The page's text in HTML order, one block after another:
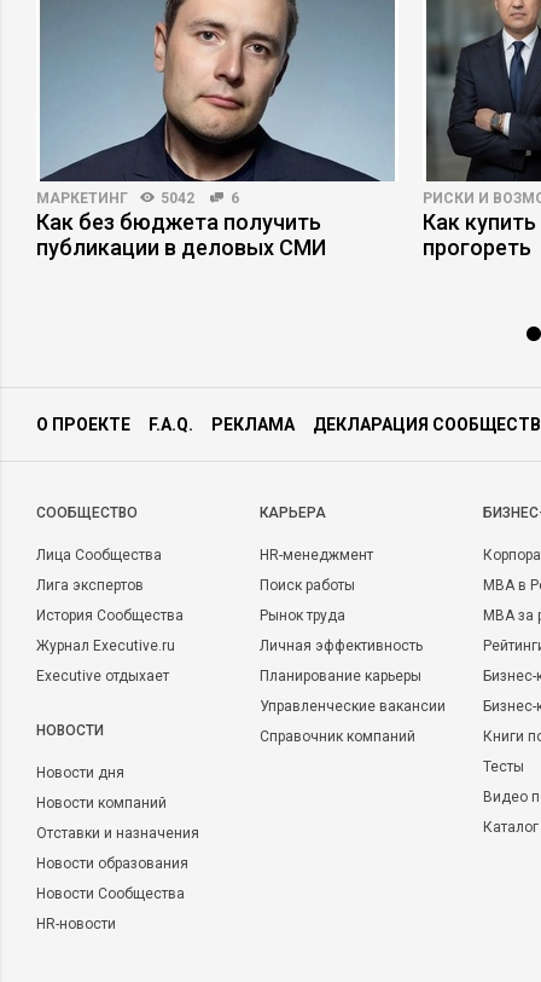
МАРКЕТИНГ 5042 6
Как без бюджета получить
публикации в деловых СМИ
РИСКИ И
Как
прогореть
О ПРОЕКТЕ F.A.Q. РЕКЛАМА ДЕКЛАРАЦИЯ
CООБЩЕСТВО
Лица Сообщества
Лига экспертов
История Сообщества
Журнал Executive.ru
Executive отдыхает
НОВОСТИ
Новости дня
Новости компаний
Отставки и назначения
Новости образования
Новости Сообщества
HR-новости
КАРЬЕРА
HR-менеджмент
Поиск работы
Рынок труда
Личная эффективность
Планирование карьеры
Управленческие вакансии
Справочник компаний
MBA в
MBA
Бизнес-
Книги
Тесты
Видео